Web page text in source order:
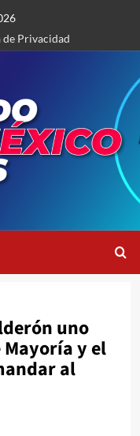
Privacidad
uno
Mayoría y el
al